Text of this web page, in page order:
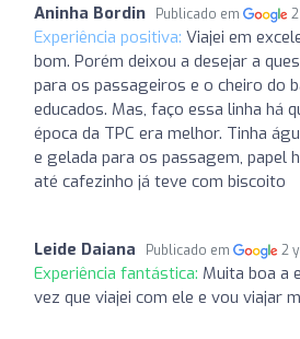
Aninha Bordin Publicado em
Experiência positiva: Viajei em
bom. Porém deixou a desejar a
para os passageiros e o cheiro do
educados. Mas, faço essa linha há
época da TPC era melhor. Tinha
e gelada para os passagem, papel
até cafezinho já teve com biscoito
Leide Daiana Publicado em 2
Experiência fantástica: Muita boa a
vez que viajei com ele e vou viajar